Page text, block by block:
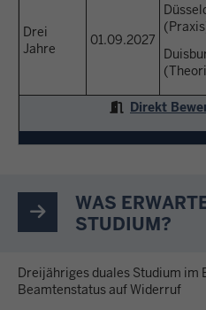
Drei
Jahre
01.09.2027
Direkt
WAS
STUDIUM?
Dreijähriges duales Studium im
Beamtenstatus auf Widerruf